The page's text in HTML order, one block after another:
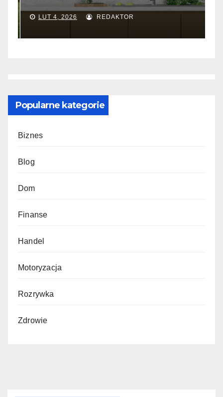
LUT 4, 2026 REDAKTOR
Popularne kategorie
Biznes
Blog
Dom
Finanse
Handel
Motoryzacja
Rozrywka
Zdrowie